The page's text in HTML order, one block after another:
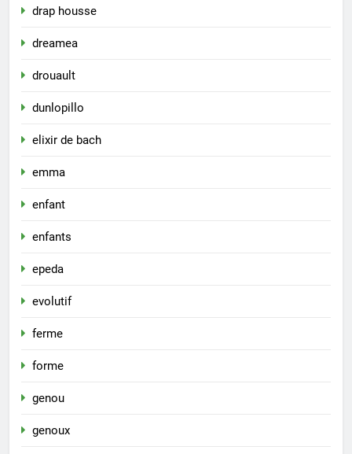
drap housse
dreamea
drouault
dunlopillo
elixir de bach
emma
enfant
enfants
epeda
evolutif
ferme
forme
genou
genoux